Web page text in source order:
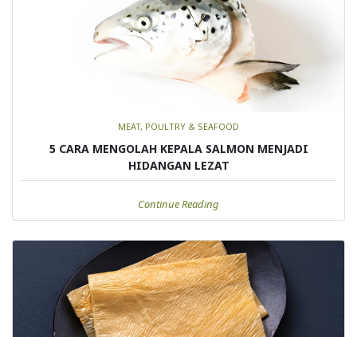
MEAT, POULTRY & SEAFOOD
5 CARA MENGOLAH KEPALA SALMON MENJADI
HIDANGAN LEZAT
Continue Reading